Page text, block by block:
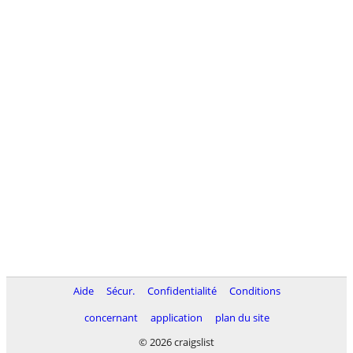
Aide Sécur. Confidentialité
Conditions
concernant
application
plan du site
© 2026 craigslist